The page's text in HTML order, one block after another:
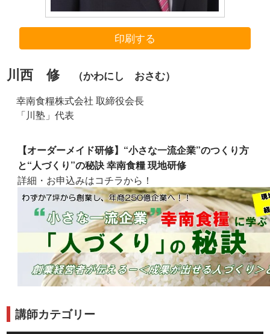
印刷する
川西 修 （かわにし おさむ）
幸南食糧株式会社 取締役会長
「川塾」代表
【オーダーメイド研修】“小さな一流企業”のつくり方
と“人づくり”の秘訣 幸南食糧 現地研修
詳細・お申込みはコチラから！
講師カテゴリー